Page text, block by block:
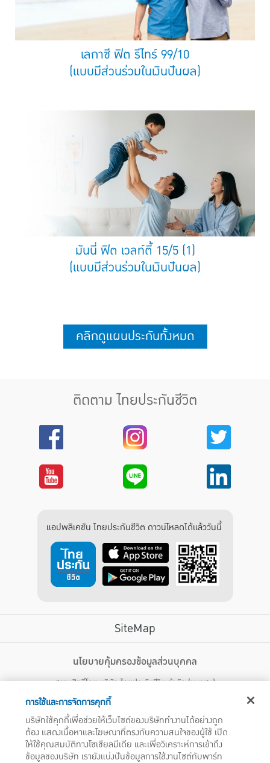
เลกาซี ฟิต รีไทร์ 99/10
(แบบมีส่วนร่วมในเงินปันผล)
มันนี่ ฟิต เวลท์ตี้ 15/5 (1)
(แบบมีส่วนร่วมในเงินปันผล)
คลิกดูแผนประกันทั้งหมด
ติดตาม ไทยประกันชีวิต
แอปพลิเคชัน ไทยประกันชีวิต ดาวน์โหลดได้แล้ววันนี้
SiteMap
ไทยประกันชีวิต HEALTH CARE SOLUTIONS
สิทธิพิเศษ
แอปพลิเคชัน ไทยประกันชีวิต
ไทยประกันชีวิตแคร์เซ็นเตอร์
ไทยประกันชีวิตเมดิแคร์
ไทยประกันชีวิตอีซี่เพย์
นโยบายคุ้มครองข้อมูลส่วนบุคคล
สงวนสิทธิ์โดย บริษัท ไทยประกันชีวิต จำกัด (มหาชน)
123 ถนน รัชดาภิเษก แขวงดินแดง เขตดินแดง กรุงเทพฯ 10400 โทรศัพท์ 02-
บริษัทฯ ขอแจ้งให้ผู้ใช้บริการทราบว่า บรรดาข้อความ ภาพ เสียง เนื้อหา ชื่อ ชื่อทางการค้า ส่วนประกอบใดๆ
ทั้งหมดของเว็บไซต์ รวมถึงเครื่องหมายการค้า เครื่องหมาย บริการ ลิขสิทธิ์ สิทธิบัตร ความรู้ต่างๆ ที่ปรากฏ
บนเว็บไซต์ของบริษัทฯ นี้ เป็นงานอันได้รับความคุ้มครองตามกฎหมายทรัพย์สินทางปัญญาของไทยโดยชอบ
การใช้และการจัดการคุกกี้
บริษัทใช้คุกกี้เพื่อช่วยให้เว็บไซต์ของบริษัททำงานได้อย่างถูก
ต้อง แสดงเนื้อหาและโฆษณาที่ตรงกับความสนใจของผู้ใช้ เปิด
ให้ใช้คุณสมบัติทางโซเชียลมีเดีย และเพื่อวิเคราะห์การเข้าถึง
ข้อมูลของบริษัท เรายังแบ่งปันข้อมูลการใช้งานไซต์กับพาร์ท